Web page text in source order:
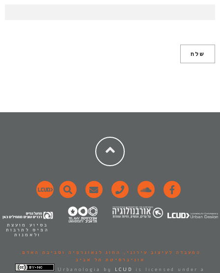
בסיוע מועצת
הפיס לתרבות
ולאמנות
המעבדה לעיצוב עירוני,
החוג לגאוגרפיה וסביבת האדם.
אוניברסיטת תל אביב
Urbanologia by LCUD is licensed under a